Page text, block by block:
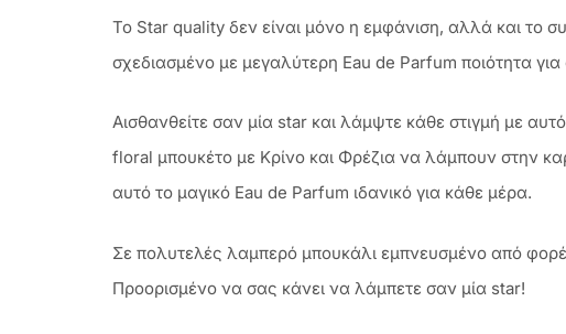
Το Star quality δεν είναι μόνο η εμφάνιση, αλλά και το
σχεδιασμένο με μεγαλύτερη Eau de Parfum ποιότητα
Αισθανθείτε σαν μία star και λάμψτε κάθε στιγμή με
floral μπουκέτο με Κρίνο και Φρέζια να λάμπουν στην
αυτό το μαγικό Eau de Parfum ιδανικό για κάθε μέρα.
Σε πολυτελές λαμπερό μπουκάλι εμπνευσμένο από
Προορισμένο να σας κάνει να λάμπετε σαν μία star!